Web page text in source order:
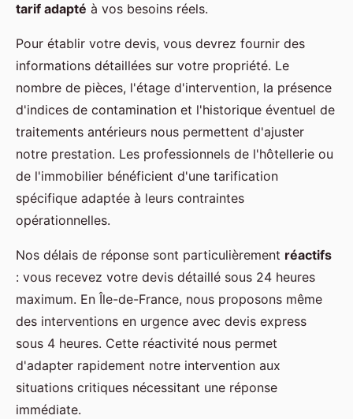
tarif adapté à vos besoins réels.
Pour établir votre devis, vous devrez fournir des
informations détaillées sur votre propriété. Le
nombre de pièces, l'étage d'intervention, la présence
d'indices de contamination et l'historique éventuel de
traitements antérieurs nous permettent d'ajuster
notre prestation. Les professionnels de l'hôtellerie ou
de l'immobilier bénéficient d'une tarification
spécifique adaptée à leurs contraintes
opérationnelles.
Nos délais de réponse sont particulièrement réactifs
: vous recevez votre devis détaillé sous 24 heures
maximum. En Île-de-France, nous proposons même
des interventions en urgence avec devis express
sous 4 heures. Cette réactivité nous permet
d'adapter rapidement notre intervention aux
situations critiques nécessitant une réponse
immédiate.